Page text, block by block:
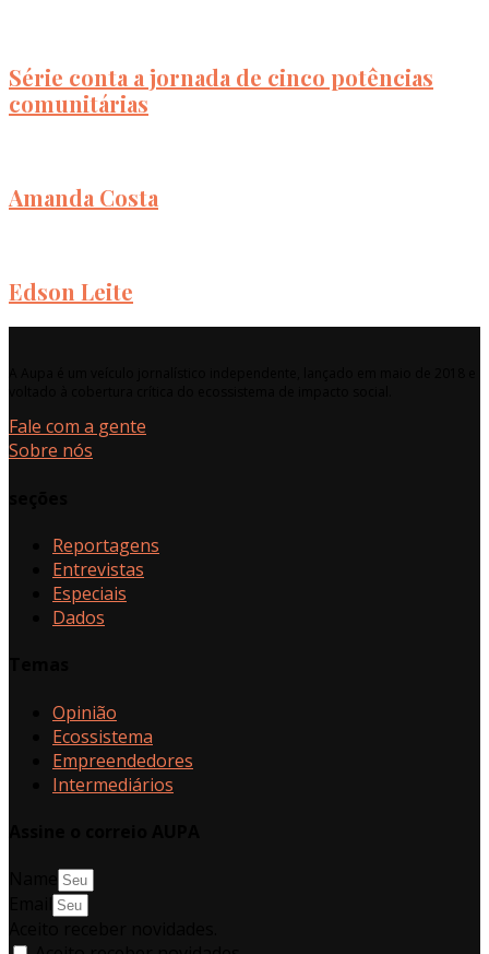
Série conta a jornada de cinco potências
comunitárias
Amanda Costa
Edson Leite
Fale com a gente
Sobre nós
Reportagens
Entrevistas
Especiais
Dados
Opinião
Ecossistema
Empreendedores
Intermediários